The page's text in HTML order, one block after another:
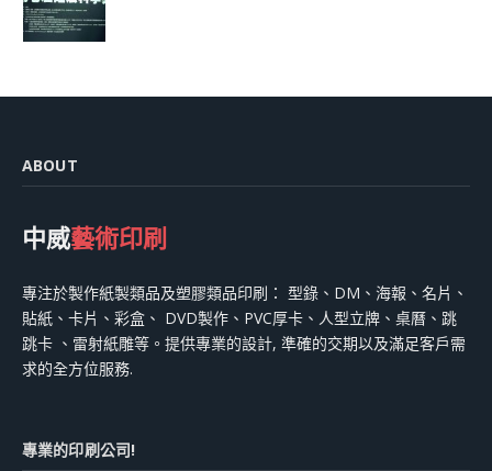
ABOUT
中威藝術印刷
專注於製作紙製類品及塑膠類品印刷： 型錄、DM、海報、名片、
貼紙、卡片、彩盒、 DVD製作、PVC厚卡、人型立牌、桌曆、跳
跳卡 、雷射紙雕等。提供專業的設計, 準確的交期以及滿足客戶需
求的全方位服務.
專業的印刷公司!